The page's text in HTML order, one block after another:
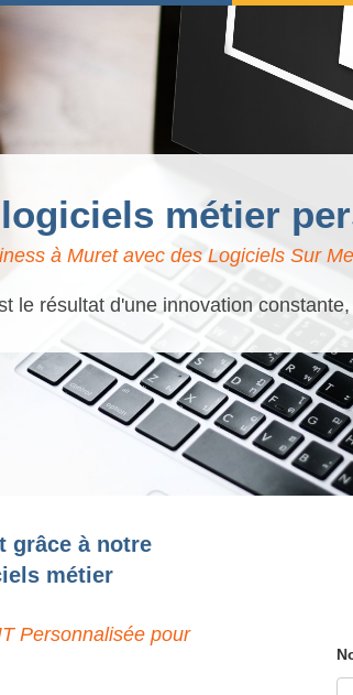
métier
à Muret avec des Logiciels Sur
le résultat d'une innovation
grâce à notre
métier
Personnalisée pour